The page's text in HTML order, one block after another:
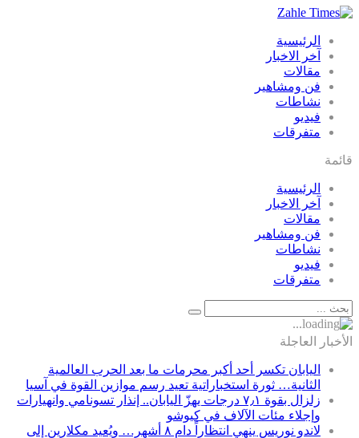
الرئيسية
آخر الاخبار
مقالات
فن ومشاهير
نشاطات
فيديو
متفرقات
قائمة
الرئيسية
آخر الاخبار
مقالات
فن ومشاهير
نشاطات
فيديو
متفرقات
الأخبار العاجلة
اليابان تكسر أحد أكبر محرمات ما بعد الحرب العالمية
الثانية… ثورة استخباراتية تعيد رسم موازين القوة في آسيا
زلزال بقوة ٧٫١ درجات يهزّ اليابان.. إنذار تسونامي وانهيارات
وإجلاء مئات الآلاف في كيوشو
لاندو نوريس ينهي انتظاراً دام ٨ أشهر… ويُعيد مكلارين إلى